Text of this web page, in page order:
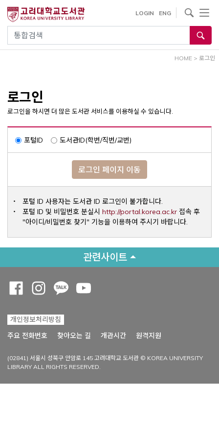
건
통합검색
LOGIN ENG
사이트내 검색
HOME > 로그인
로그인
로그인을 하시면 더 많은 도서관 서비스를 이용하실 수 있습니다.
포털ID 도서관ID(학번/직번/교번)
로그인 페이지 이동
포털 ID 사용자는 도서관 ID 로그인이 불가합니다.
포털 ID 및 비밀번호 분실시 http://portal.korea.ac.krOpens a
접속 후
"아이디/비밀번호 찾기" 기능을 이용하여 주시기 바랍니다.
관련사이트
개인정보처리방침
주요 전화번호
찾아오는 길 개관시간 원격지원
(02841) 서울시 성북구 안암로 145 고려대학교 도서관 © KOREA UNIVERSITY
LIBRARY ALL RIGHTS RESERVED.
Opens a new window
Opens a new window
Opens a new window